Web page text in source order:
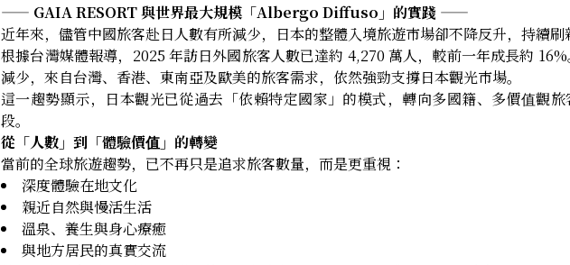
—— GAIA RESORT 與世界最大規模「Albergo Diffuso」的實踐 ——
近年來，儘管中國旅客赴日人數有所減少，日本的整體入境旅遊市場卻不降反升，持續刷
根據台灣媒體報導，2025 年訪日外國旅客人數已達約 4,270 萬人，較前一年成長約
減少，來自台灣、香港、東南亞及歐美的旅客需求，依然強勁支撐日本觀光市場。
這一趨勢顯示，日本觀光已從過去「依賴特定國家」的模式，轉向多國籍、多價值觀
段。
從「人數」到「體驗價值」的轉變
當前的全球旅遊趨勢，已不再只是追求旅客數量，而是更重視：
深度體驗在地文化
親近自然與慢活生活
溫泉、養生與身心療癒
與地方居民的真實交流